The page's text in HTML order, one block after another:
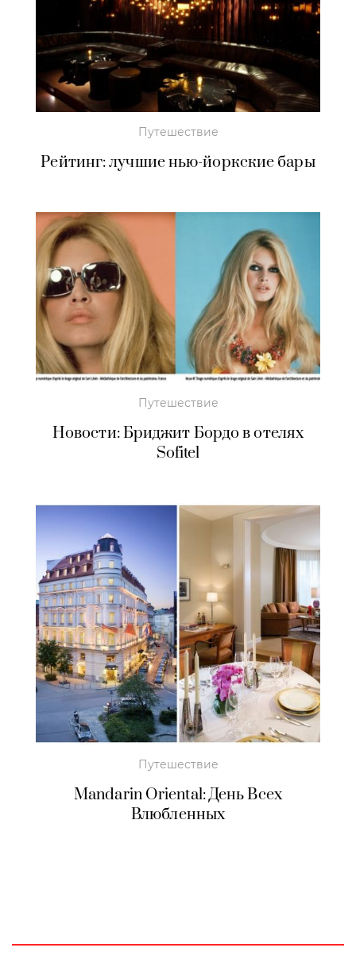
Путешествие
Рейтинг: лучшие нью-йоркские бары
Путешествие
Новости: Бриджит Бордо в отелях
Sofitel
Путешествие
Mandarin Oriental: День Всех
Влюбленных